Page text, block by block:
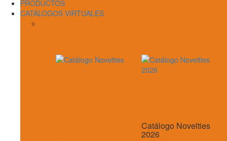
PRODUCTOS
CATÁLOGOS VIRTUALES
Catálogo Novelties
2026